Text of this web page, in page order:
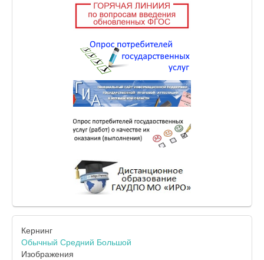
Кернинг
Обычный Средний Большой
Изображения